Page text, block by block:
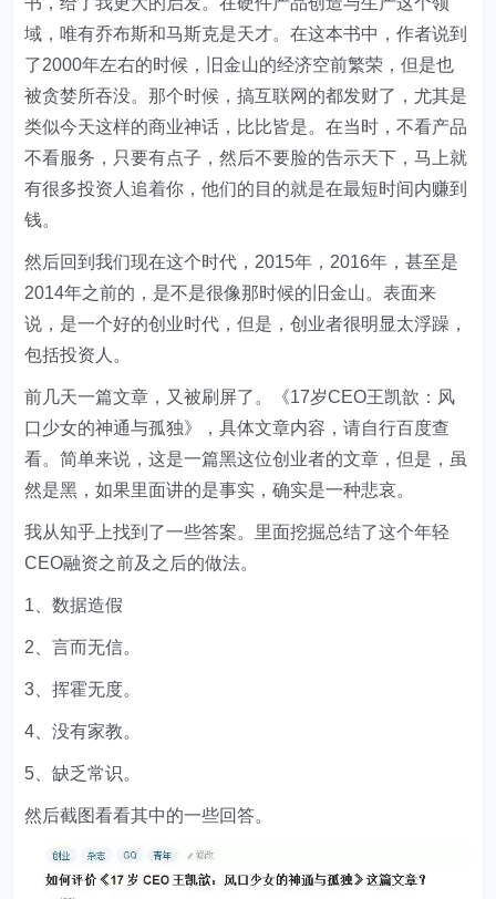
域，唯有乔布斯和马斯克是天才。在这本书中，作者说到
了2000年左右的时候，旧金山的经济空前繁荣，但是也
被贪婪所吞没。那个时候，搞互联网的都发财了，尤其是
类似今天这样的商业神话，比比皆是。在当时，不看产品
不看服务，只要有点子，然后不要脸的告示天下，马上就
有很多投资人追着你，他们的目的就是在最短时间内赚到
钱。
然后回到我们现在这个时代，2015年，2016年，甚至是
2014年之前的，是不是很像那时候的旧金山。表面来
说，是一个好的创业时代，但是，创业者很明显太浮躁，
包括投资人。
前几天一篇文章，又被刷屏了。《17岁CEO王凯歆：风
口少女的神通与孤独》，具体文章内容，请自行百度查
看。简单来说，这是一篇黑这位创业者的文章，但是，虽
然是黑，如果里面讲的是事实，确实是一种悲哀。
我从知乎上找到了一些答案。里面挖掘总结了这个年轻
CEO融资之前及之后的做法。
1、数据造假
2、言而无信。
3、挥霍无度。
4、没有家教。
5、缺乏常识。
然后截图看看其中的一些回答。